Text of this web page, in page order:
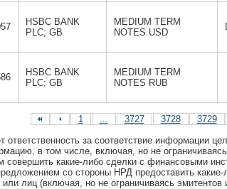
HSBC BANK
PLC; GB
MEDIUM TERM
NOTES USD
HSBC BANK
PLC; GB
MEDIUM TERM
NOTES RUB
1 ... 3727 3728 3729
ответственность за соответствие информации
в том числе, включая, но не
совершить какие-либо сделки с финансовыми
со стороны НРД предоставить
или лиц (включая, но не ограничиваясь